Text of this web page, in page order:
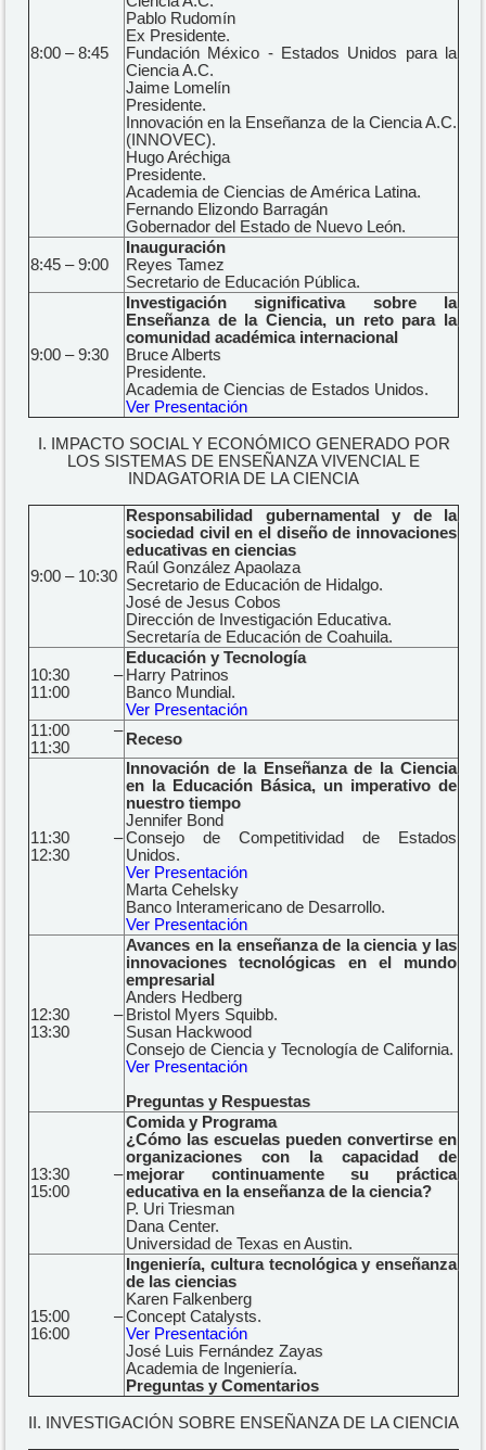
8:00 – 8:45
Pablo Rudomín
Ex Presidente.
Fundación México - Estados Unidos para la
Ciencia A.C.
Jaime Lomelín
Presidente.
Innovación en la Enseñanza de la Ciencia A.C.
(INNOVEC).
Hugo Aréchiga
Presidente.
Academia de Ciencias de América Latina.
Fernando Elizondo Barragán
Gobernador del Estado de Nuevo León.
8:45 – 9:00
Inauguración
Reyes Tamez
Secretario de Educación Pública.
9:00 – 9:30
Investigación significativa sobre la
Enseñanza de la Ciencia, un reto para la
comunidad académica internacional
Bruce Alberts
Presidente.
Academia de Ciencias de Estados Unidos.
Ver Presentación
I. IMPACTO SOCIAL Y ECONÓMICO GENERADO POR
LOS SISTEMAS DE ENSEÑANZA VIVENCIAL E
INDAGATORIA DE LA CIENCIA
9:00 – 10:30
Responsabilidad gubernamental y de la
sociedad civil en el diseño de innovaciones
educativas en ciencias
Raúl González Apaolaza
Secretario de Educación de Hidalgo.
José de Jesus Cobos
Dirección de Investigación Educativa.
Secretaría de Educación de Coahuila.
10:30 –
11:00
Educación y Tecnología
Harry Patrinos
Banco Mundial.
Ver Presentación
11:00 –
11:30
Receso
11:30 –
12:30
Innovación de la Enseñanza de la Ciencia
en la Educación Básica, un imperativo de
nuestro tiempo
Jennifer Bond
Consejo de Competitividad de Estados
Unidos.
Ver Presentación
Marta Cehelsky
Banco Interamericano de Desarrollo.
Ver Presentación
12:30 –
13:30
Avances en la enseñanza de la ciencia y las
innovaciones tecnológicas en el mundo
empresarial
Anders Hedberg
Bristol Myers Squibb.
Susan Hackwood
Consejo de Ciencia y Tecnología de California.
Ver Presentación
Preguntas y Respuestas
13:30 –
15:00
Comida y Programa
¿Cómo las escuelas pueden convertirse en
organizaciones con la capacidad de
mejorar continuamente su práctica
educativa en la enseñanza de la ciencia?
P. Uri Triesman
Dana Center.
Universidad de Texas en Austin.
15:00 –
16:00
Ingeniería, cultura tecnológica y enseñanza
de las ciencias
Karen Falkenberg
Concept Catalysts.
Ver Presentación
José Luis Fernández Zayas
Academia de Ingeniería.
Preguntas y Comentarios
II. INVESTIGACIÓN SOBRE ENSEÑANZA DE LA CIENCIA